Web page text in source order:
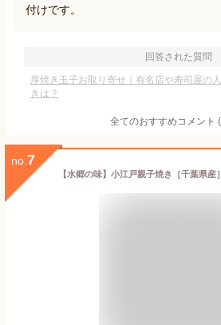
付けです。
回答された質問
厚焼き玉子お取り寄せ｜有名店や寿司屋の
きは？
全てのおすすめコメント (
no. 7